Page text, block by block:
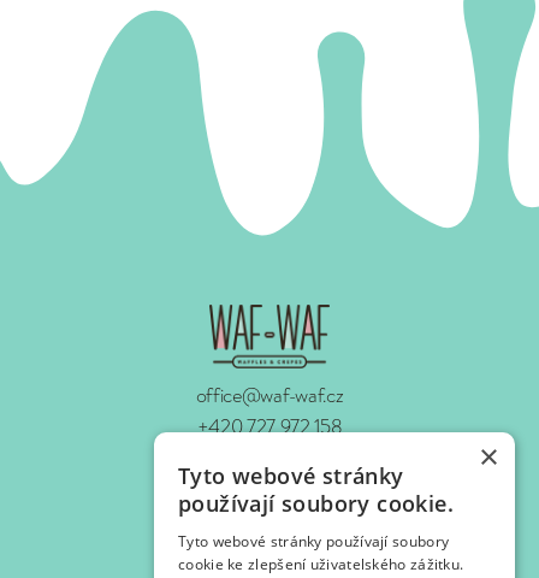
office@waf-waf.cz
+420 727 972 158
Kontakty
Sledujte nás!
×
Tyto webové stránky
používají soubory cookie.
Tyto webové stránky používají soubory
cookie ke zlepšení uživatelského zážitku.